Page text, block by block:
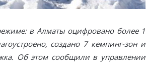
в Алматы оцифровано более 1
создано 7 кемпинг-зон и
Об этом сообщили в управлении